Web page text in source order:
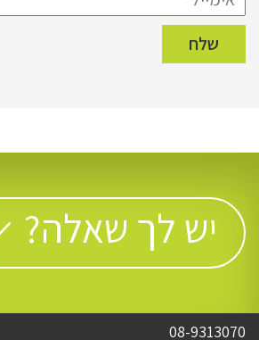
יש לך שאלה?
08-9313070